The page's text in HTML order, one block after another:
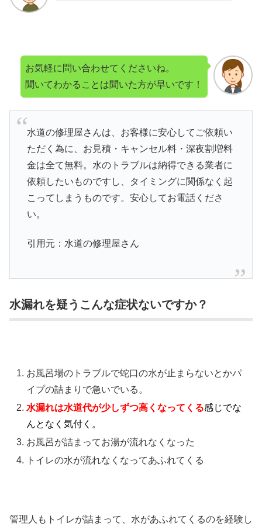
お気軽に問い合わせてくださいね。
聞いてわかることは聞いた方が早いです！
水道の修理屋さんは、お客様に安心してご依頼い
ただく為に、お見積・キャンセル料・深夜割増料
金は全て無料。水のトラブルは納得できる業者に
依頼したいものですし、タイミングに関係なく起
こってしまうものです。安心してお電話くださ
い。
引用元：水道の修理屋さん
水漏れを疑うこんな症状ないですか？
お風呂場のトラブルで蛇口の水が止まらないとかパ
イプの詰まりで急いでいる。
水漏れは水道代が少しずつ高くなってくる感じでな
んとなく気付く。
お風呂が詰まってお湯が流れなくなった
トイレの水が流れなくなってあふれてくる
管理人もトイレが詰まって、水があふれてくるのを経験し